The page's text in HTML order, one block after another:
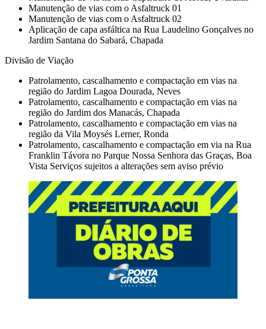
Manutenção de vias com o Asfaltruck 01
Manutenção de vias com o Asfaltruck 02
Aplicação de capa asfáltica na Rua Laudelino Gonçalves no
Jardim Santana do Sabará, Chapada
Divisão de Viação
Patrolamento, cascalhamento e compactação em vias na
região do Jardim Lagoa Dourada, Neves
Patrolamento, cascalhamento e compactação em vias na
região do Jardim dos Manacás, Chapada
Patrolamento, cascalhamento e compactação em vias na
região da Vila Moysés Lerner, Ronda
Patrolamento, cascalhamento e compactação em via na Rua
Franklin Távora no Parque Nossa Senhora das Graças, Boa
Vista Serviços sujeitos a alterações sem aviso prévio